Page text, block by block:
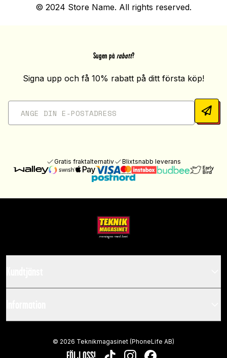
© 2024 Store Name. All rights reserved.
Sugen på rabatt?
Signa upp och få 10% rabatt på ditt första köp!
Gratis fraktalternativ Blixtsnabb leverans
© 2026 Teknikmagasinet (PhoneLife AB)